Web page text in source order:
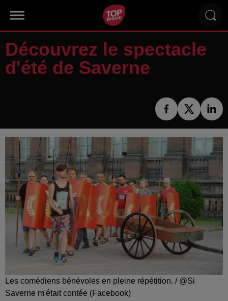
Découvrez le spectacle
d'été de Saverne
Les comédiens bénévoles en pleine répétition. / @Si
Saverne m'était contée (Facebook)